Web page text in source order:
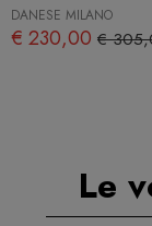
DANESE MILANO
€ 230,00 €
Le